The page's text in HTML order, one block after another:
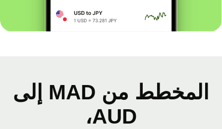
المخطط من MAD إلى
AUD،